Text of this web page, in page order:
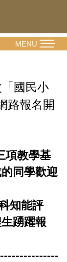
MENU
國民小
路報名開
項教學基
同學歡迎
知能評
踴躍報